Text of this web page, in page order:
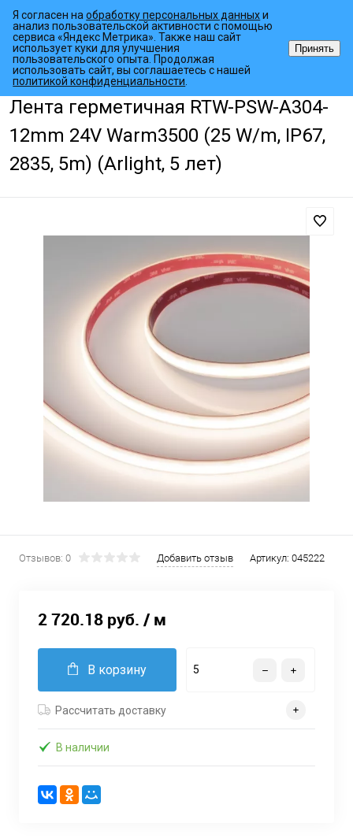
Главная страница • Каталог товаров • Светодиодные ленты
Лента герметичная RTW-PSW-A304-
12mm 24V Warm3500 (25 W/m, IP67,
2835, 5m) (Arlight, 5 лет)
Отзывов: 0 Добавить отзыв Артикул: 045222
2 720.18 руб. / м
В корзину
Рассчитать доставку
В наличии
Я согласен наобработку персональных данныхи
анализ пользовательской активности с помощью
сервиса «Яндекс Метрика». Также наш сайт
использует куки для улучшения
пользовательского опыта. Продолжая
использовать сайт, вы соглашаетесь с нашей
политикой конфиденциальности
Принять